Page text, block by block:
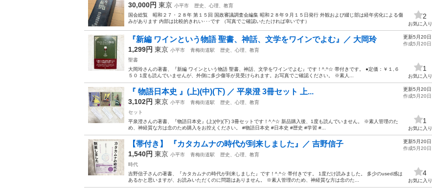
30,000円 東京 小平市
歴史、心理、教育
国会総覧 昭和２７・２８年 第１５回 国政審議調査会編集 昭和２８年９月１５日発行 外観および綴じ部は経年劣化による傷
みがあります 内部は比較的きれい･･･です （写真でご確認いたたければ幸いです）
2
お気に入り
『新編 ワインという物語 聖書、神話、文学をワインでよむ』／ 大岡玲
1,299円 東京 小平市 青梅街道駅
歴史、心理、教育
聖書
大岡玲さんの著書、『新編 ワインという物語 聖書、神話、文学をワインでよむ』です！^.^☆ 帯付きです。 ●定価：￥１,６
５０ 1度も読んでいませんが、外側に多少傷等が見受けられます。お写真でご確認ください。 ※素人...
更新5月20日
作成5月20日
1
お気に入り
『 物語日本史 』(上)(中)(下) ／ 平泉澄 3冊セット 上...
3,102円 東京 小平市 青梅街道駅
歴史、心理、教育
セット
平泉澄さんの著書、『物語日本史』(上)(中)(下) 3冊セットです！^.^☆ 新品購入後、1度も読んでいません。 ※素人管理のた
め、神経質な方は念のため購入をお控えください。 #物語日本史 #日本史 #歴史 #学習 #...
更新5月20日
作成5月20日
1
お気に入り
【帯付き】 『カタカムナの時代が到来しました』／ 吉野信子
1,540円 東京 小平市 青梅街道駅
歴史、心理、教育
時代
吉野信子さんの著書、『カタカムナの時代が到来しました』です！^.^☆ 帯付きです。 1度だけ読みました。 多少のused感は
あるかと思いますが、お読みいただくのに問題はありません。 ※素人管理のため、神経質な方は念のた...
更新5月20日
作成5月20日
4
お気に入り